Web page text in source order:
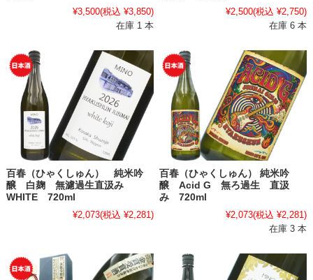
¥3,500(税込 ¥3,850)
在庫 1 本
¥2,500(税込 ¥2,750)
在庫 6 本
百春（ひゃくしゅん） 純米吟
醸 白麹 無濾過生直汲み
WHITE 720ml
¥2,073(税込 ¥2,281)
百春（ひゃくしゅん） 純米吟
醸 Acid G 無ろ過生 直汲
み 720ml
¥2,073(税込 ¥2,281)
在庫 3 本